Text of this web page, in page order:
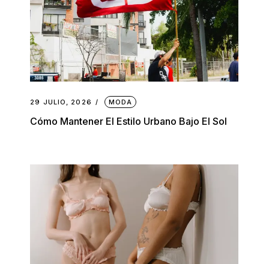
29 JULIO, 2026 MODA
Cómo Mantener El Estilo Urbano Bajo El Sol